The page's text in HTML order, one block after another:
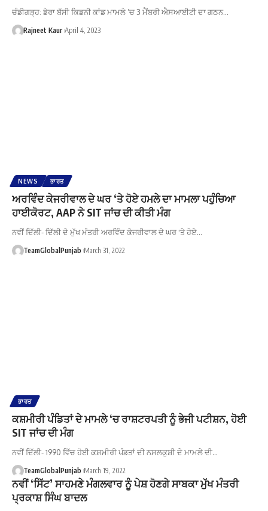
ਚੰਡੀਗੜ੍ਹ: ਡੇਰਾ ਬੱਸੀ ਕਿਡਨੀ ਕਾਂਡ ਮਾਮਲੇ ’ਚ 3 ਮੈਂਬਰੀ ਐਸਆਈਟੀ ਦਾ ਗਠਨ…
Rajneet Kaur April 4, 2023
NEWS ਭਾਰਤ
ਅਰਵਿੰਦ ਕੇਜਰੀਵਾਲ ਦੇ ਘਰ ‘ਤੇ ਹੋਏ ਹਮਲੇ ਦਾ ਮਾਮਲਾ ਪਹੁੰਚਿਆ
ਹਾਈਕੋਰਟ, AAP ਨੇ SIT ਜਾਂਚ ਦੀ ਕੀਤੀ ਮੰਗ
ਨਵੀਂ ਦਿੱਲੀ- ਦਿੱਲੀ ਦੇ ਮੁੱਖ ਮੰਤਰੀ ਅਰਵਿੰਦ ਕੇਜਰੀਵਾਲ ਦੇ ਘਰ 'ਤੇ ਹੋਏ…
TeamGlobalPunjab March 31, 2022
ਭਾਰਤ
ਕਸ਼ਮੀਰੀ ਪੰਡਿਤਾਂ ਦੇ ਮਾਮਲੇ ‘ਚ ਰਾਸ਼ਟਰਪਤੀ ਨੂੰ ਭੇਜੀ ਪਟੀਸ਼ਨ, ਹੋਈ
SIT ਜਾਂਚ ਦੀ ਮੰਗ
ਨਵੀਂ ਦਿੱਲੀ- 1990 ਵਿੱਚ ਹੋਈ ਕਸ਼ਮੀਰੀ ਪੰਡਤਾਂ ਦੀ ਨਸਲਕੁਸ਼ੀ ਦੇ ਮਾਮਲੇ ਦੀ…
TeamGlobalPunjab March 19, 2022
ਨਵੀਂ ‘ਸਿੱਟ’ ਸਾਹਮਣੇ ਮੰਗਲਵਾਰ ਨੂੰ ਪੇਸ਼ ਹੋਣਗੇ ਸਾਬਕਾ ਮੁੱਖ ਮੰਤਰੀ
ਪ੍ਰਕਾਸ਼ ਸਿੰਘ ਬਾਦਲ